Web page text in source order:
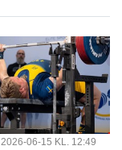
2026-06-15 KL. 12:49